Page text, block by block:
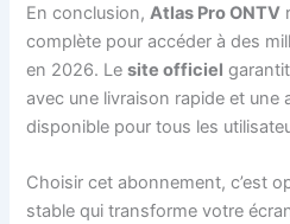
En conclusion,Atlas Pro ONTV
complète pour accéder à des
en 2026. Lesite officiel
avec une livraison rapide et une
disponible pour tous les
Choisir cet abonnement, c’est
stable qui transforme votre